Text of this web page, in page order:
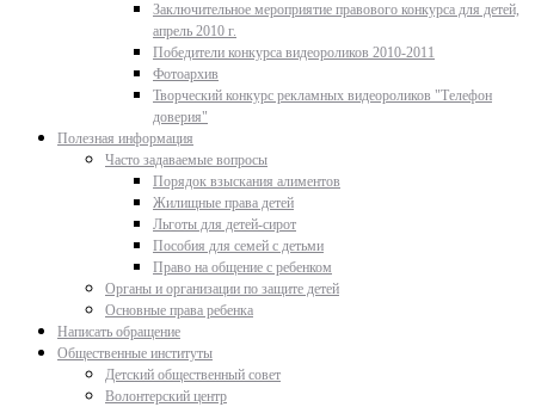
Заключительное мероприятие правового конкурса для детей,
апрель 2010 г.
Победители конкурса видеороликов 2010-2011
Фотоархив
Творческий конкурс рекламных видеороликов "Телефон
доверия"
Полезная информация
Часто задаваемые вопросы
Порядок взыскания алиментов
Жилищные права детей
Льготы для детей-сирот
Пособия для семей с детьми
Право на общение с ребенком
Органы и организации по защите детей
Основные права ребенка
Написать обращение
Общественные институты
Детский общественный совет
Волонтерский центр